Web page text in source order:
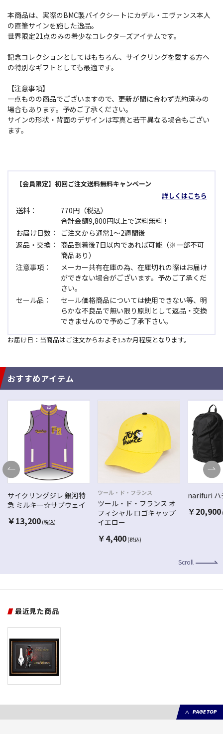
本商品は、実際のBMC製バイクシートにカデル・エヴァンス本人
の直筆サインを施した逸品。
世界限定21点のみの希少なコレクターズアイテムです。
記念コレクションとしてはもちろん、サイクリングを愛する方へ
の特別なギフトとしても最適です。
【注意事項】
一点ものの商品でございますので、更新が間に合わず売約済みの
場合もあります。予めご了承ください。
サインの形状・背面のデザインは写真と若干異なる場合もござい
ます。
【会員限定】初回ご注文送料無料キャンペーン
詳しくはこちら
送料：
770円（税込）
合計金額9,800円以上で送料無料！
お届け日数：
ご注文から通常1～2週間後
返品・交換：
商品到着後7日以内であれば可能（※一部不可
商品あり）
注意事項：
メーカー共有在庫の為、在庫切れの際はお届け
ができない場合がございます。予めご了承くだ
さい。
セール品：
セール価格商品については使用できない等、明
らかな不良品で無い限り原則として返品・交換
できませんので予めご了承下さい。
お届け日：当商品はご注文からおよそ1.5か月程度となります。
おすすめアイテム
サイクリングジレ 銀河特
急 ミルキー☆サブウェイ
￥13,200 (税込)
ツール・ド・フランス
ツール・ド・フランス オ
フィシャル ロゴキャップ
イエロー
￥4,400 (税込)
narifuri ハ
￥20,900
Scroll
最近見た商品
PAGE TOP